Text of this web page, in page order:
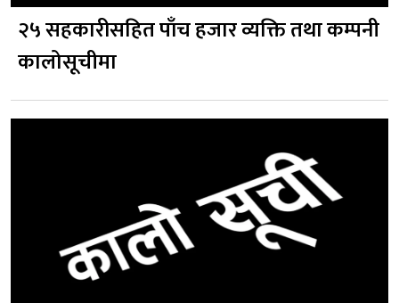
२५ सहकारीसहित पाँच हजार व्यक्ति तथा कम्पनी
कालोसूचीमा